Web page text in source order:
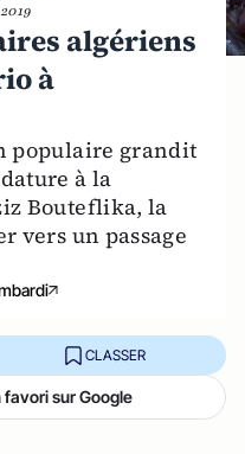
algériens
à
populaire grandit
à la
Bouteflika, la
vers un passage
CLASSER
sur Google